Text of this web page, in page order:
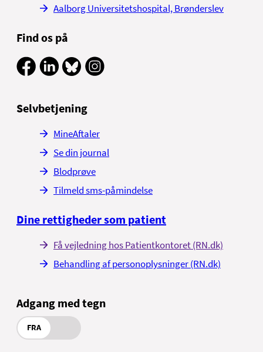
Aalborg Universitetshospital, Brønderslev
Find os på
Selvbetjening
MineAftaler
Se din journal
Blodprøve
Tilmeld sms-påmindelse
Dine rettigheder som patient
Få vejledning hos Patientkontoret (RN.dk)
Behandling af personoplysninger (RN.dk)
Adgang med tegn
FRA